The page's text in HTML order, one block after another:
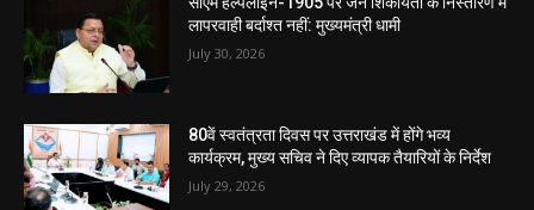
लापरवाही बर्दाश्त नहीं: मुख्यमंत्री धामी
July 30, 2026
80वें स्वतंत्रता दिवस पर उत्तराखंड में होंगे भव्य
कार्यक्रम, मुख्य सचिव ने दिए व्यापक तैयारियों के निर्देश
July 29, 2026